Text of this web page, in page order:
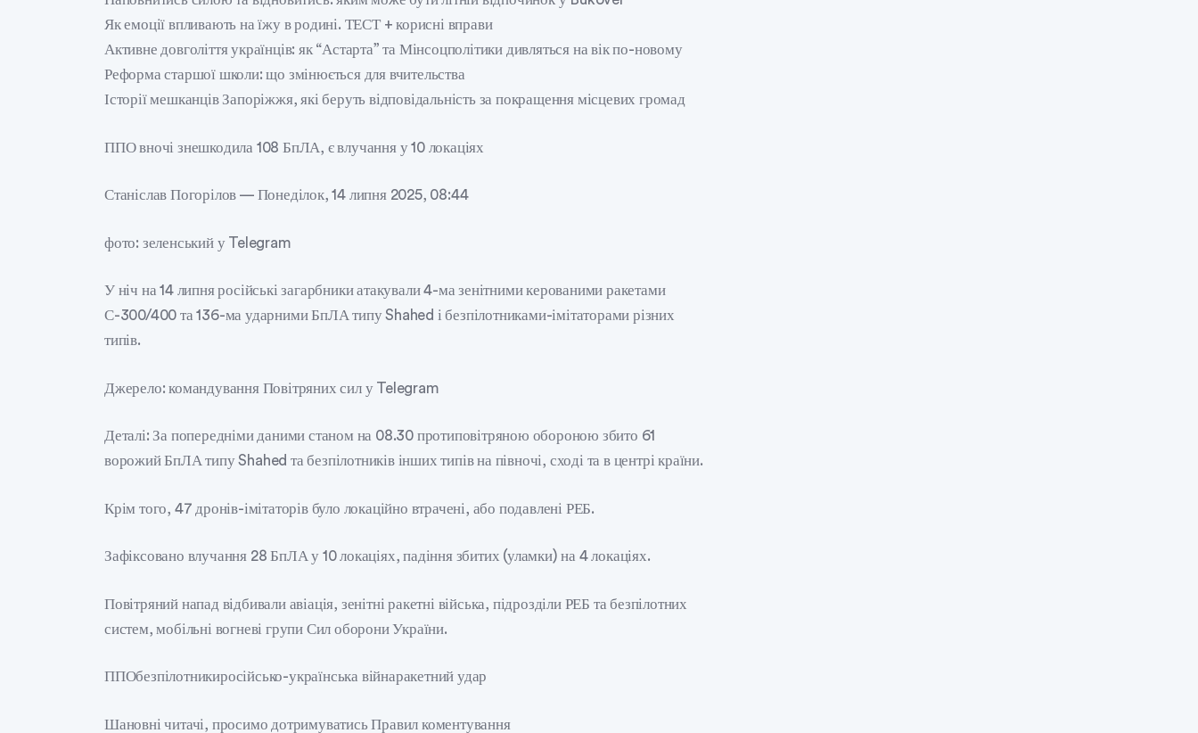
Як емоції впливають на їжу в родині. ТЕСТ + корисні вправи
Активне довголіття українців: як “Астарта” та Мінсоцполітики дивляться на вік по-новому
Реформа старшої школи: що змінюється для вчительства
Історії мешканців Запоріжжя, які беруть відповідальність за покращення місцевих громад
ППО вночі знешкодила 108 БпЛА, є влучання у 10 локаціях
Станіслав Погорілов — Понеділок, 14 липня 2025, 08:44
фото: зеленський у Telegram
У ніч на 14 липня російські загарбники атакували 4-ма зенітними керованими ракетами
С-300/400 та 136-ма ударними БпЛА типу Shahed і безпілотниками-імітаторами різних
типів.
Джерело: командування Повітряних сил у Telegram
Деталі: За попередніми даними станом на 08.30 протиповітряною обороною збито 61
ворожий БпЛА типу Shahed та безпілотників інших типів на півночі, сході та в центрі країни.
Крім того, 47 дронів-імітаторів було локаційно втрачені, або подавлені РЕБ.
Зафіксовано влучання 28 БпЛА у 10 локаціях, падіння збитих (уламки) на 4 локаціях.
Повітряний напад відбивали авіація, зенітні ракетні війська, підрозділи РЕБ та безпілотних
систем, мобільні вогневі групи Сил оборони України.
ППОбезпілотникиросійсько-українська війнаракетний удар
Шановні читачі, просимо дотримуватись Правил коментування